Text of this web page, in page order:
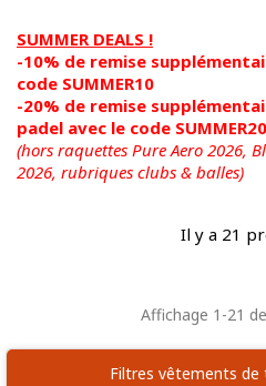
SUMMER DEALS !
-10% de remise
code SUMMER10
-20% de remise
padel avec le code SUMMER20
(hors raquettes Pure Aero 2026,
2026, rubriques clubs & balles)
Il y a 21
Affichage 1-21
Filtres vêtements de